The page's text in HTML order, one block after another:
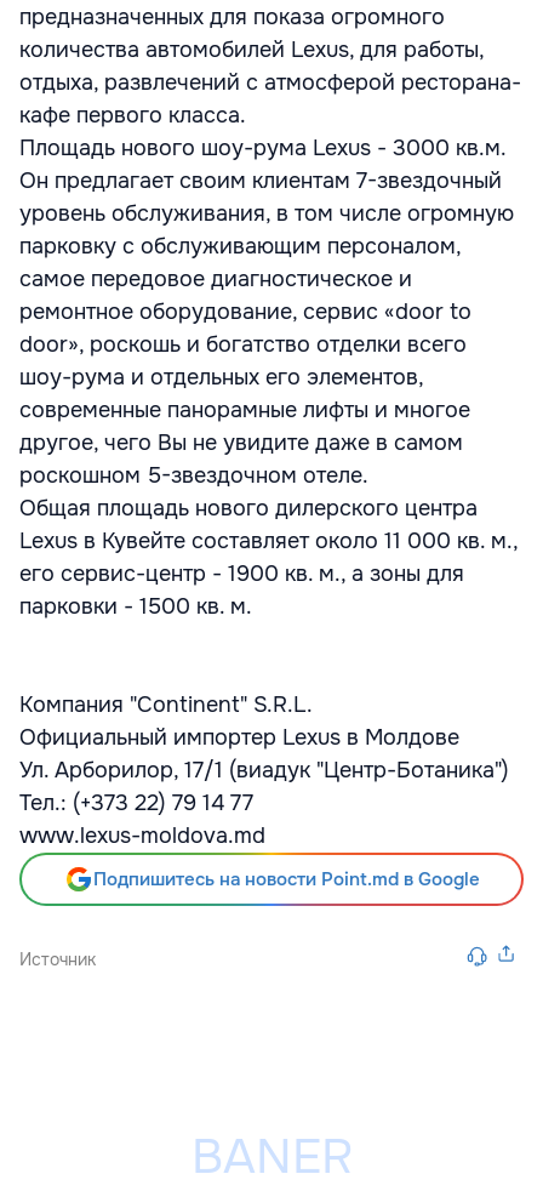
предназначенных для показа огромного
количества автомобилей Lexus, для работы,
отдыха, развлечений с атмосферой ресторана-
кафе первого класса.
Площадь нового шоу-рума Lexus - 3000 кв.м.
Он предлагает своим клиентам 7-звездочный
уровень обслуживания, в том числе огромную
парковку с обслуживающим персоналом,
самое передовое диагностическое и
ремонтное оборудование, сервис «door to
door», роскошь и богатство отделки всего
шоу-рума и отдельных его элементов,
современные панорамные лифты и многое
другое, чего Вы не увидите даже в самом
роскошном 5-звездочном отеле.
Общая площадь нового дилерского центра
Lexus в Кувейте составляет около 11 000 кв. м.,
его сервис-центр - 1900 кв. м., а зоны для
парковки - 1500 кв. м.
Компания "Continent" S.R.L.
Официальный импортер Lexus в Молдове
Ул. Арборилор, 17/1 (виадук "Центр-Ботаника")
Тел.: (+373 22) 79 14 77
www.lexus-moldova.md
Подпишитесь на новости Point.md в Google
Источник